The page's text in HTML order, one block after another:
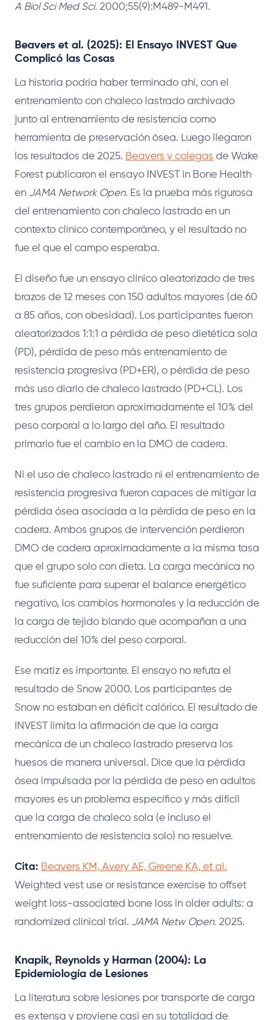
A Biol Sci Med Sci. 2000;55(9):M489-M491.
Beavers et al. (2025): El Ensayo INVEST Que
Complicó las Cosas
La historia podría haber terminado ahí, con el
entrenamiento con chaleco lastrado archivado
junto al entrenamiento de resistencia como
herramienta de preservación ósea. Luego llegaron
los resultados de 2025. Beavers y colegas de Wake
Forest publicaron el ensayo INVEST in Bone Health
en JAMA Network Open. Es la prueba más rigurosa
del entrenamiento con chaleco lastrado en un
contexto clínico contemporáneo, y el resultado no
fue el que el campo esperaba.
El diseño fue un ensayo clínico aleatorizado de tres
brazos de 12 meses con 150 adultos mayores (de 60
a 85 años, con obesidad). Los participantes fueron
aleatorizados 1:1:1 a pérdida de peso dietética sola
(PD), pérdida de peso más entrenamiento de
resistencia progresiva (PD+ER), o pérdida de peso
más uso diario de chaleco lastrado (PD+CL). Los
tres grupos perdieron aproximadamente el 10% del
peso corporal a lo largo del año. El resultado
primario fue el cambio en la DMO de cadera.
Ni el uso de chaleco lastrado ni el entrenamiento de
resistencia progresiva fueron capaces de mitigar la
pérdida ósea asociada a la pérdida de peso en la
cadera. Ambos grupos de intervención perdieron
DMO de cadera aproximadamente a la misma tasa
que el grupo solo con dieta. La carga mecánica no
fue suficiente para superar el balance energético
negativo, los cambios hormonales y la reducción de
la carga de tejido blando que acompañan a una
reducción del 10% del peso corporal.
Ese matiz es importante. El ensayo no refuta el
resultado de Snow 2000. Los participantes de
Snow no estaban en déficit calórico. El resultado de
INVEST limita la afirmación de que la carga
mecánica de un chaleco lastrado preserva los
huesos de manera universal. Dice que la pérdida
ósea impulsada por la pérdida de peso en adultos
mayores es un problema específico y más difícil
que la carga de chaleco sola (e incluso el
entrenamiento de resistencia solo) no resuelve.
Cita: Beavers KM, Avery AE, Greene KA, et al.
Weighted vest use or resistance exercise to offset
weight loss-associated bone loss in older adults: a
randomized clinical trial. JAMA Netw Open. 2025.
Knapik, Reynolds y Harman (2004): La
Epidemiología de Lesiones
La literatura sobre lesiones por transporte de carga
es extensa y proviene casi en su totalidad de